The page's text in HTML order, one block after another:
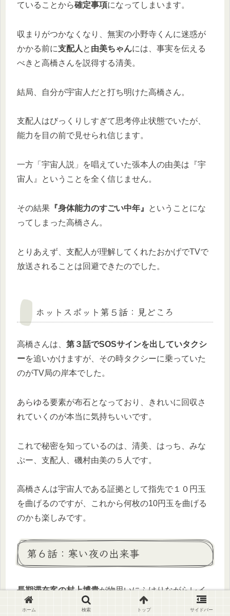
ていることから確定事項になってしまいます。
収まりがつかなくなり、無実の小野寺くんに迷惑が
かかる前に支配人 と 由美ちゃんには、事実を伝える
べきと高橋さんを説得する清美。
結局、自分が宇宙人だと打ち明けた高橋さん。
支配人はびっくりしすぎて思考停止状態でいたが、
能力を目の前で見せられ信じます。
一方「宇宙人説」を唱えていた張本人の由美は『宇
宙人』ということを全く信じません。
その結果 『身体能力のすごい中年』
ということにな
ってしまった高橋さん。
とりあえず、支配人が理解してくれたおかげでTVで
放送されることは回避できたのでした。
ホットスポット第５話：見どころ
高橋さんは、 第３話でSOSサインを出していタクシ
ーを追いかけますが、その時タクシーに乗っていた
のがTV局の岸本でした。
あらゆる要素が布石となっており、きれいに回収さ
れていくのが本当に気持ちいいです。
これで秘密を知っているのは、清美、はっち、みな
ぷー、支配人、磯村由美の５人です。
高橋さんは宇宙人である証拠として指先で１０円玉
を曲げるのですが、これから何枚の10円玉を曲げる
のかも楽しみです。
第６話：寒い夜の出来事
長期滞在客の村上博貴が物思いにふけりながらレイ
クホテルの周りを散策しています。
ホーム 検索 トップ サイドバー